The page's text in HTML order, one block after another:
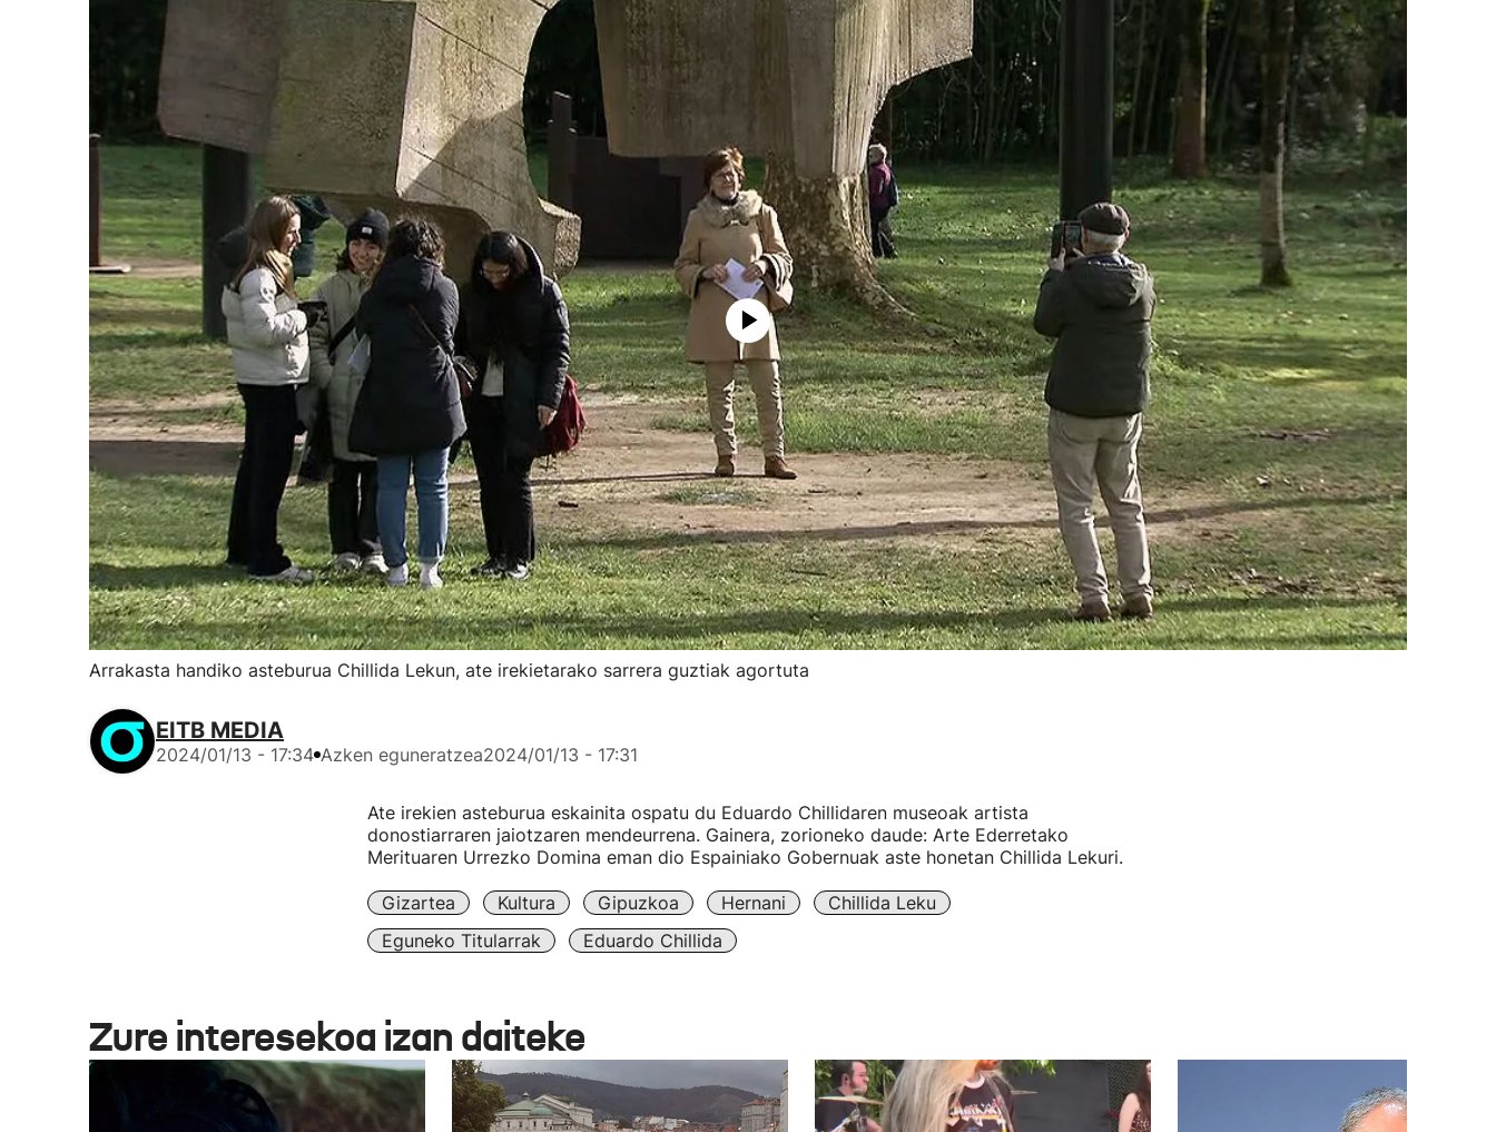
Arrakasta handiko asteburua Chillida Lekun, ate irekietarako sarrera guztiak agortuta
EITB MEDIA
2024/01/13 - 17:34 Azken eguneratzea2024/01/13 - 17:31
Ate irekien asteburua eskainita ospatu du Eduardo Chillidaren museoak artista
donostiarraren jaiotzaren mendeurrena. Gainera, zorioneko daude: Arte Ederretako
Merituaren Urrezko Domina eman dio Espainiako Gobernuak aste honetan Chillida Lekuri.
Gizartea Kultura Gipuzkoa Hernani
Chillida Leku
Eguneko Titularrak
Eduardo Chillida
Zure interesekoa izan daiteke